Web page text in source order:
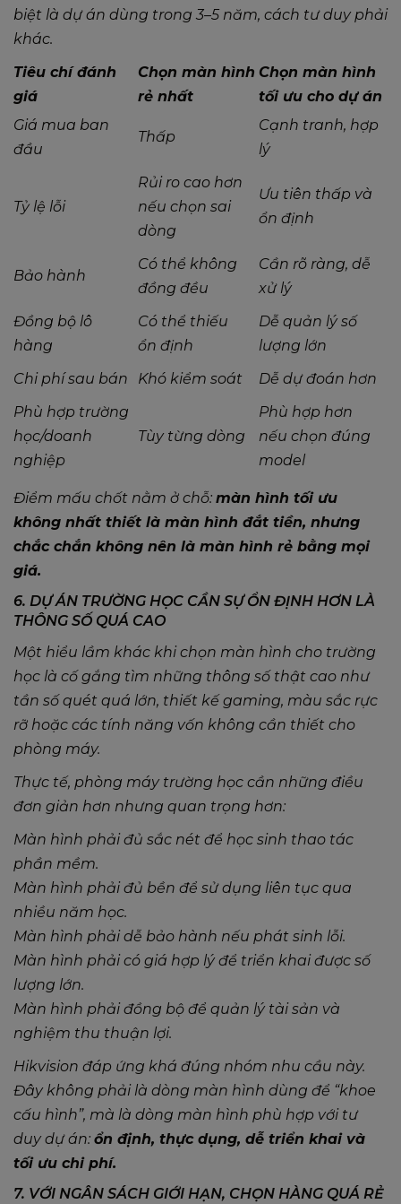
biệt là dự án dùng trong 3–5 năm, cách tư duy phải
khác.
Tiêu chí đánh
giá
Chọn màn hình
rẻ nhất
Chọn màn hình
tối ưu cho dự án
Giá mua ban
đầu
Thấp
Cạnh tranh, hợp
lý
Tỷ lệ lỗi
Rủi ro cao hơn
nếu chọn sai
dòng
Ưu tiên thấp và
ổn định
Bảo hành
Có thể không
đồng đều
Cần rõ ràng, dễ
xử lý
Đồng bộ lô
hàng
Có thể thiếu
ổn định
Dễ quản lý số
lượng lớn
Chi phí sau bán
Khó kiểm soát
Dễ dự đoán hơn
Phù hợp trường
học/doanh
nghiệp
Tùy từng dòng
Phù hợp hơn
nếu chọn đúng
model
Điểm mấu chốt nằm ở chỗ: màn hình tối ưu
không nhất thiết là màn hình đắt tiền, nhưng
chắc chắn không nên là màn hình rẻ bằng mọi
giá.
6. DỰ ÁN TRƯỜNG HỌC CẦN SỰ ỔN ĐỊNH HƠN LÀ
THÔNG SỐ QUÁ CAO
Một hiểu lầm khác khi chọn màn hình cho trường
học là cố gắng tìm những thông số thật cao như
tần số quét quá lớn, thiết kế gaming, màu sắc rực
rỡ hoặc các tính năng vốn không cần thiết cho
phòng máy.
Thực tế, phòng máy trường học cần những điều
đơn giản hơn nhưng quan trọng hơn:
Màn hình phải đủ sắc nét để học sinh thao tác
phần mềm.
Màn hình phải đủ bền để sử dụng liên tục qua
nhiều năm học.
Màn hình phải dễ bảo hành nếu phát sinh lỗi.
Màn hình phải có giá hợp lý để triển khai được số
lượng lớn.
Màn hình phải đồng bộ để quản lý tài sản và
nghiệm thu thuận lợi.
Hikvision đáp ứng khá đúng nhóm nhu cầu này.
Đây không phải là dòng màn hình dùng để “khoe
cấu hình”, mà là dòng màn hình phù hợp với tư
duy dự án: ổn định, thực dụng, dễ triển khai và
tối ưu chi phí.
7. VỚI NGÂN SÁCH GIỚI HẠN, CHỌN HÀNG QUÁ RẺ